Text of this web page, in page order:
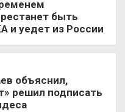
быть
и уедет из России
объяснил,
решил подписать